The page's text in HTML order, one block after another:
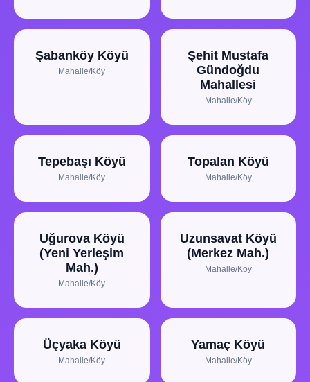
Şabanköy Köyü
Mahalle/Köy
Şehit Mustafa
Gündoğdu
Mahallesi
Mahalle/Köy
Tepebaşı Köyü
Mahalle/Köy
Topalan Köyü
Mahalle/Köy
Uğurova Köyü
(Yeni Yerleşim
Mah.)
Mahalle/Köy
Uzunsavat Köyü
(Merkez Mah.)
Mahalle/Köy
Üçyaka Köyü
Mahalle/Köy
Yamaç Köyü
Mahalle/Köy